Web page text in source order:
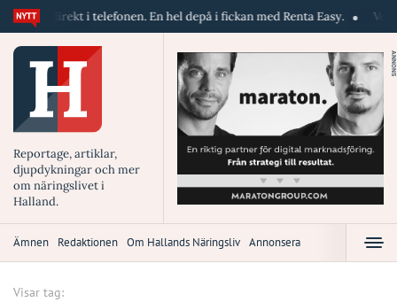
direkt i telefonen. En hel depå i fickan med Renta Easy. Velumi
Reportage, artiklar,
djupdykningar och mer
om näringslivet i
Halland.
ANNONS
Ämnen Redaktionen Om Hallands Näringsliv Annonsera
Visar tag: